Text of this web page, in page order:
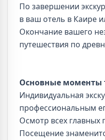
По завершении
в ваш отель в Каире
Окончание вашего
путешествия по
Основные моменты
Индивидуальная
профессиональным
Осмотр всех главных
Посещение